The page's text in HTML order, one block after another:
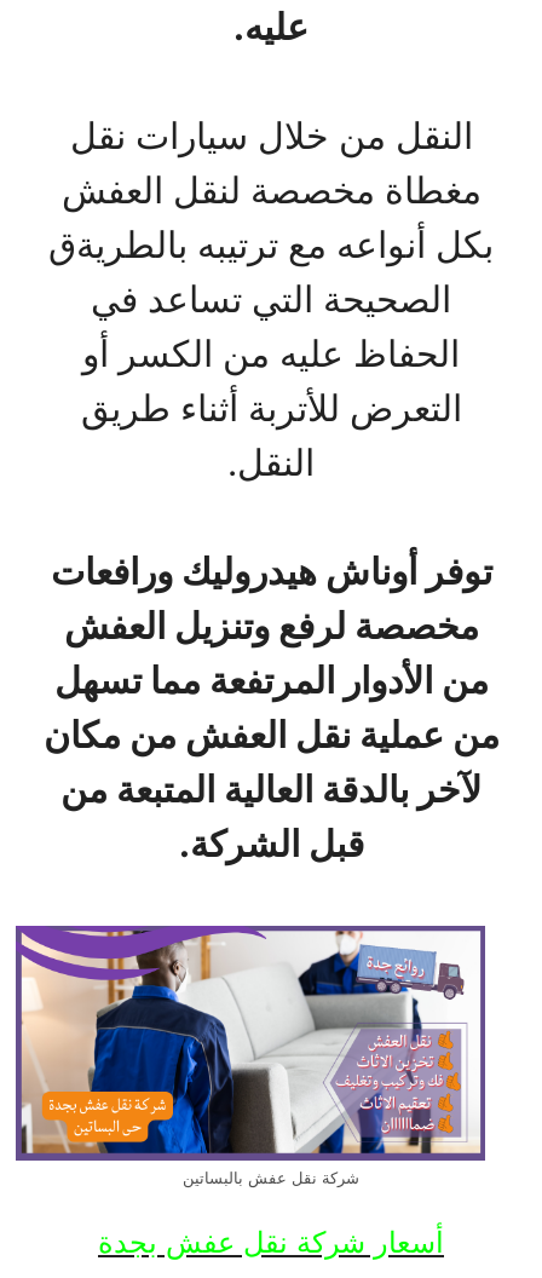
عليه.
النقل من خلال سيارات نقل
مغطاة مخصصة لنقل العفش
بكل أنواعه مع ترتيبه بالطريةق
الصحيحة التي تساعد في
الحفاظ عليه من الكسر أو
التعرض للأتربة أثناء طريق
النقل.
توفر أوناش هيدروليك ورافعات
مخصصة لرفع وتنزيل العفش
من الأدوار المرتفعة مما تسهل
من عملية نقل العفش من مكان
لآخر بالدقة العالية المتبعة من
قبل الشركة.
شركة نقل عفش بالبساتين
أسعار شركة نقل عفش بجدة